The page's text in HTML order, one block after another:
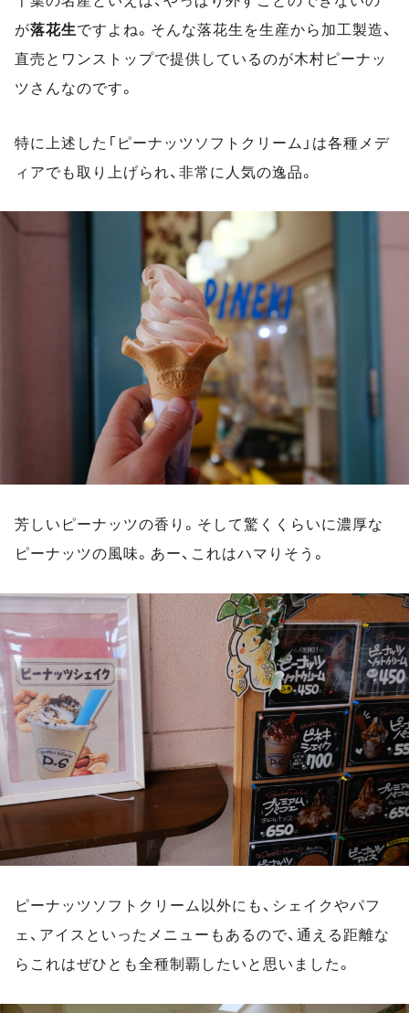
が落花生ですよね。そんな落花生を生産から加工製造、
直売とワンストップで提供しているのが木村ピーナッ
ツさんなのです。
特に上述した「ピーナッツソフトクリーム」は各種メデ
ィアでも取り上げられ、非常に人気の逸品。
芳しいピーナッツの香り。そして驚くくらいに濃厚な
ピーナッツの風味。あー、これはハマりそう。
ピーナッツソフトクリーム以外にも、シェイクやパフ
ェ、アイスといったメニューもあるので、通える距離な
らこれはぜひとも全種制覇したいと思いました。